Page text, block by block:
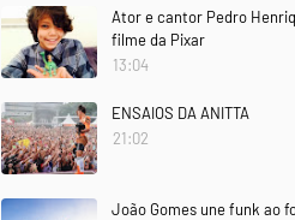
Ator e cantor Pedro
filme da Pixar
13:04
ENSAIOS DA ANITTA
21:02
João Gomes une funk ao